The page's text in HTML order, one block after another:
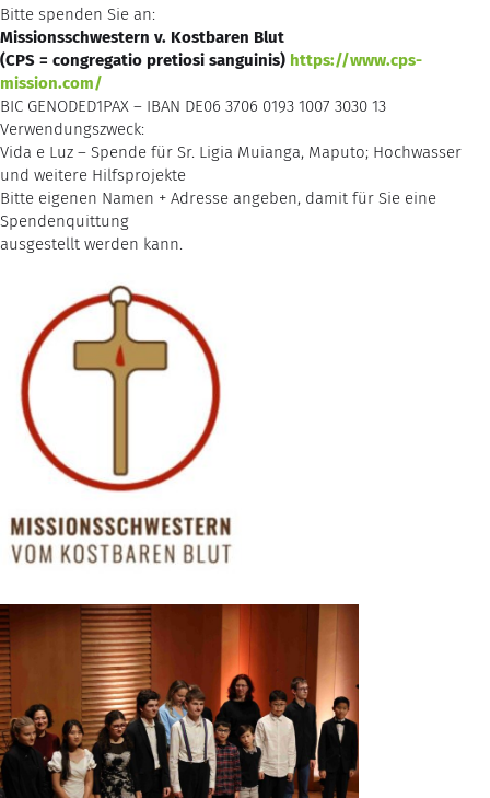
Bitte spenden Sie an:
Missionsschwestern v. Kostbaren Blut
(CPS = congregatio pretiosi sanguinis) https://www.cps-
mission.com/
BIC GENODED1PAX – IBAN DE06 3706 0193 1007 3030 13
Verwendungszweck:
Vida e Luz – Spende für Sr. Ligia Muianga, Maputo; Hochwasser
und weitere Hilfsprojekte
Bitte eigenen Namen + Adresse angeben, damit für Sie eine
Spendenquittung
ausgestellt werden kann.